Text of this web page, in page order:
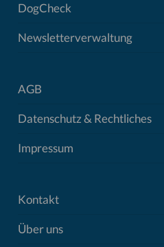
DogCheck
Newsletterverwaltung
AGB
Datenschutz & Rechtliches
Impressum
Kontakt
Über uns